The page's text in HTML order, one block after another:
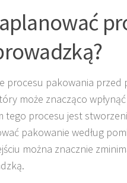
procesu pakowania
może znacząco
tego procesu jest
pakowanie według
można znacznie